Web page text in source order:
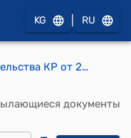
KG RU
Постановление Правительства КР от 29 мая 2012 года № 348 "О проекте Закона Кыргызской Республики "О ратификации Соглашения о порядке формирования и функционирования сил и средств системы коллективной безопасности Организации Договора о коллективной безопасности, подписанного 10 декабря 2010 года в городе Москва""
документы